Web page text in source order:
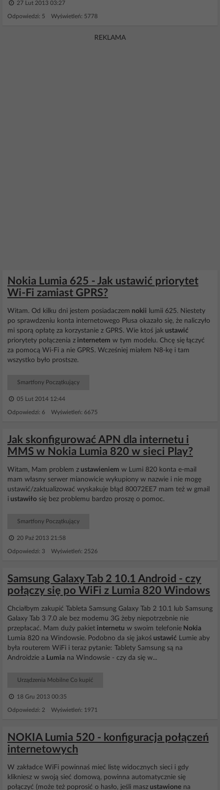
27 Lut 2013 03:27
Odpowiedzi: 5 Wyświetleń: 5778
REKLAMA
Nokia Lumia 625 - Jak ustawić priorytet
Wi-Fi zamiast GPRS?
Witam. Od kilku dni jestem posiadaczem nokii lumii 625. Niestety
po sprawdzeniu konta internetowego Plusa okazało się, że naliczyło
mi sporą opłatę za korzystanie z GPRS. Wie ktoś jak ustawić
priorytety połączenia z internetem w tym modelu. Chcę się łączyć
za pomocą Wi-Fi a nie GPRS. Wcześniej miałem N8-kę i tam
wszystko było prostsze.
Smartfony Początkujący
05 Lut 2014 12:44
Odpowiedzi: 6 Wyświetleń: 6675
Jak skonfigurować APN dla internetu i
MMS w Nokia Lumia 820 w sieci Play?
Witam, Mam problem z ustawieniem w Lumi 820 konta e-mail
mam własny serwer mianowicie wykupiony w nazwie i nie mogę
ustawić/zaktualizować wyskakuje błąd 80072EE7 mam też w gmail
i ustawiło się bez problemu bardzo proszę o pomoc.
Smartfony Początkujący
20 Paź 2013 21:58
Odpowiedzi: 3 Wyświetleń: 2526
Samsung Galaxy Tab 2 10.1 Android - czy
połączy się po WiFi z Lumia 820 Windows
Chciałbym zakupić Tableta Samsung Galaxy Tab 2 10.1 lub Samsung
Galaxy Tab 3 7.0 ale bez modemu 3G żeby niepotrzebnie nie
przepłacać. Mam duży pakiet internetu w swoim telefonie Nokia
Lumia 820 na Windowsie. Podobno da się jakoś ustawić Lumie aby
była routerem WiFi i teraz pytanie: Tablety Samsung są na
Androidzie a Lumia na Windowsie - czy da się w...
Urządzenia Mobilne Co kupić
18 Gru 2013 00:35
Odpowiedzi: 2 Wyświetleń: 1971
NOKIA Lumia 520 - konfiguracja połączeń
internetowych
W zakładce WiFi powinnaś mieć listę widocznych sieci i gdy
klikniesz w swoją sieć domową, powinna automatycznie się
połączyć (może też poprosić o hasło, jeśli masz ustawione na